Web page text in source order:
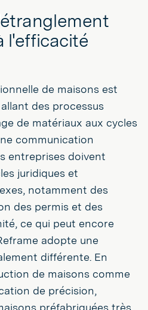
l'efficacité
de maisons est
des processus
de matériaux aux cycles
communication
entreprises doivent
juridiques et
notamment des
des permis et des
ce qui peut encore
adopte une
différente. En
de maisons comme
de précision,
préfabriquées très